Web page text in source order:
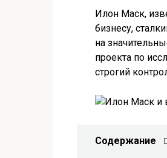
Илон Маск,
бизнесу,
на
проекта по
строгий
Содержание